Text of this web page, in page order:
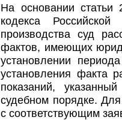
На основании статьи
кодекса
производства суд
фактов, имеющих
установлении
установления факта
показаний,
судебном порядке.
с соответствующим